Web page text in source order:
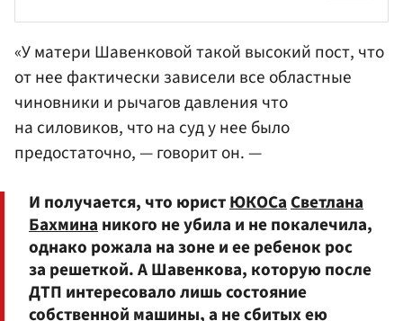
«У матери Шавенковой такой высокий пост, что
от нее фактически зависели все областные
чиновники и рычагов давления что
на силовиков, что на суд у нее было
предостаточно, — говорит он. —
И получается, что юристЮКОСаСветлана
Бахминаникого не убила и не покалечила,
однако рожала на зоне и ее ребенок рос
за решеткой. А Шавенкова, которую после
ДТП интересовало лишь состояние
собственной машины, а не сбитых ею